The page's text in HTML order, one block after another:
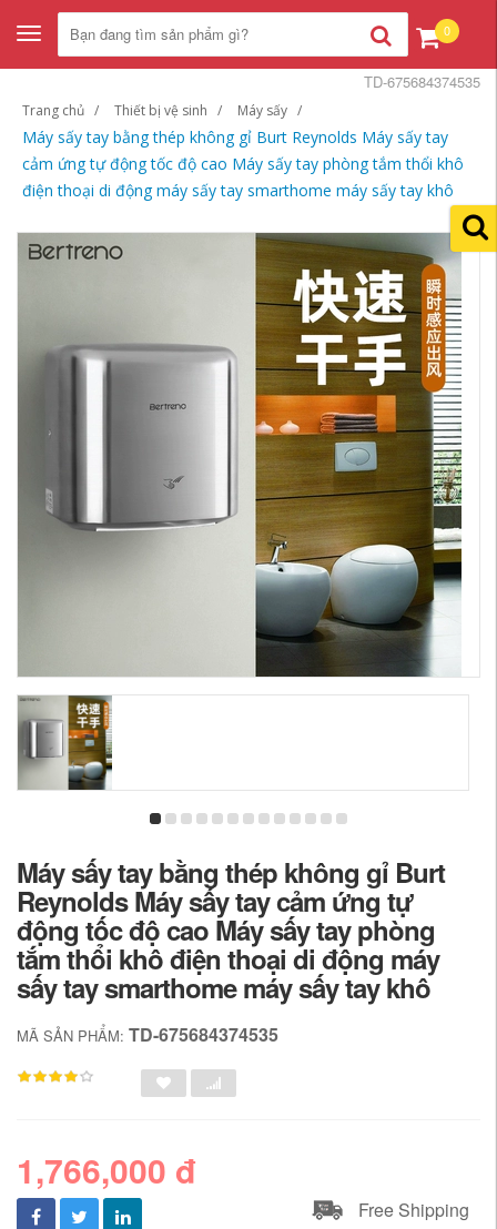
Toggle
navigation
0
Trang chủ Thiết bị vệ sinh Máy sấy
Máy sấy tay bằng thép không gỉ Burt Reynolds Máy sấy tay
cảm ứng tự động tốc độ cao Máy sấy tay phòng tắm thổi khô
điện thoại di động máy sấy tay smarthome máy sấy tay khô
TD-675684374535
Máy sấy tay bằng thép không gỉ Burt
Reynolds Máy sấy tay cảm ứng tự
động tốc độ cao Máy sấy tay phòng
tắm thổi khô điện thoại di động máy
sấy tay smarthome máy sấy tay khô
MÃ SẢN PHẨM: TD-675684374535
1,766,000 đ
Free Shipping